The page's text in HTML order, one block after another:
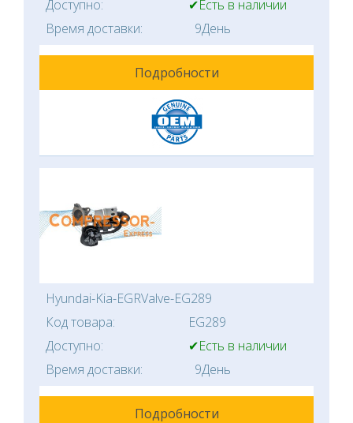
Доступно:
✔Есть в наличии
Время доставки:
9День
Подробности
Hyundai-Kia-EGRValve-EG289
Код товара:
EG289
Доступно:
✔Есть в наличии
Время доставки:
9День
Подробности